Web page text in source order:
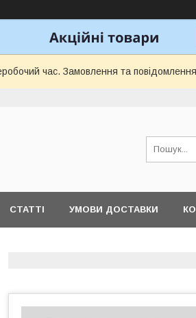
час. Замовлення та
СТАТТІ УМОВИ ДОСТАВКИ